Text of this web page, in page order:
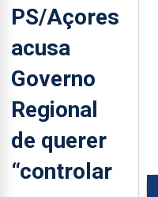
PS/Açores
acusa
Governo
Regional
de querer
“controlar